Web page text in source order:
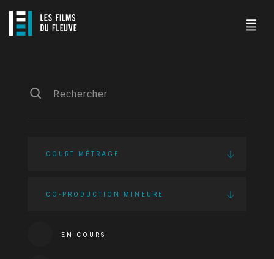
COURT MÉTRAGE
CO-PRODUCTION MINEURE
EN COURS